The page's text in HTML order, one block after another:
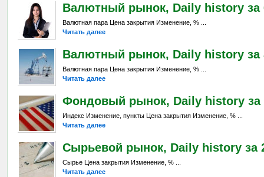
Валютный рынок, Daily history за
Валютная пара Цена закрытия Изменение, % ...
Читать далее
Валютный рынок, Daily history за
Валютная пара Цена закрытия Изменение, % ...
Читать далее
Фондовый рынок, Daily history за
Индекс Изменение, пункты Цена закрытия Изменение, % ...
Читать далее
Сырьевой рынок, Daily history за
Сырье Цена закрытия Изменение, % ...
Читать далее